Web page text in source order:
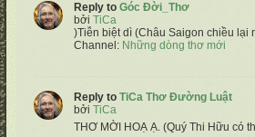
Reply to Góc Đời_Thơ
bởi TiCa
)​Tiễn biệt dì (Châu Saigon chiều lại
Channel: Những dòng thơ mới
Reply to TiCa Thơ Đường Luật
bởi TiCa
THƠ MỜI HOẠ Ạ. (Quý Thi Hữu có thể lấy 5 vận chính & hoạ